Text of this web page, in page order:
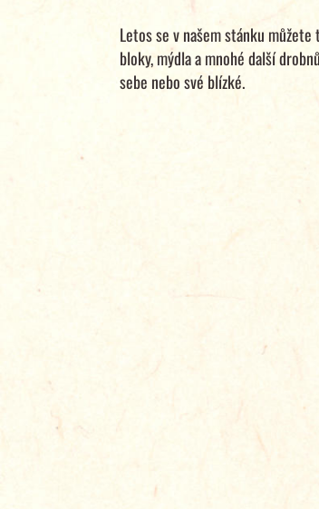
Letos se v našem stánku
bloky, mýdla a mnohé další
sebe nebo své blízké.